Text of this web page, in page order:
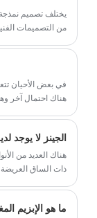
نتطلع إلى أن
في الصين.
يختلف تصميم
من التصميمات
في بعض الأحيان
هناك احتمال آخر
هناك العديد من
ذات الساق العريضة